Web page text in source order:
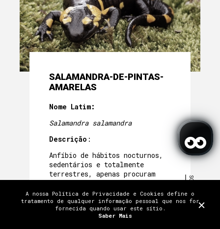
TERMOS E CONDIÇÕES
POLÍTICA DE PRIVACIDADE
TRABALHE CONNOSCO
FAQ PRÉMIOS E MENÇÕES
CONTACTOS E LOCALIZAÇÃO
SALAMANDRA-DE-PINTAS-
AMARELAS
Nome Latim:
Salamandra salamandra
Descrição :
Anfíbio de hábitos nocturnos,
sedentários e totalmente
terrestres, apenas procuram
os ovos. Alimentam-se de
invertebrados terrestres.
SCROLL
A nossa Política de Privacidade e Cookies define o
tratamento de qualquer informação pessoal que nos for
fornecida quando usar este sítio.
Saber Mais